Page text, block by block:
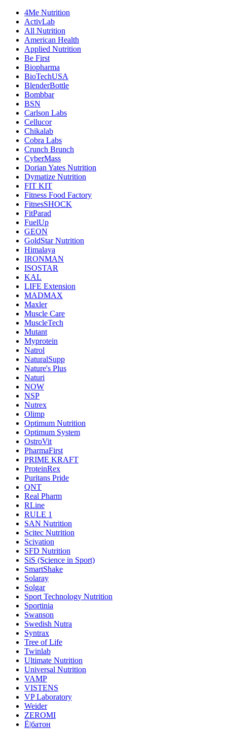
4Me Nutrition
ActivLab
All Nutrition
American Health
Applied Nutrition
Be First
Biopharma
BioTechUSA
BlenderBottle
Bombbar
BSN
Carlson Labs
Cellucor
Chikalab
Cobra Labs
Crunch Brunch
CyberMass
Dorian Yates Nutrition
Dymatize Nutrition
FIT KIT
Fitness Food Factory
FitnesSHOCK
FitParad
FuelUp
GEON
GoldStar Nutrition
Himalaya
IRONMAN
ISOSTAR
KAL
LIFE Extension
MADMAX
Maxler
Muscle Care
MuscleTech
Mutant
Myprotein
Natrol
NaturalSupp
Nature's Plus
Naturi
NOW
NSP
Nutrex
Olimp
Optimum Nutrition
Optimum System
OstroVit
PharmaFirst
PRIME KRAFT
ProteinRex
Puritans Pride
QNT
Real Pharm
RLine
RULE 1
SAN Nutrition
Scitec Nutrition
Scivation
SFD Nutrition
SiS (Science in Sport)
SmartShake
Solaray
Solgar
Sport Technology Nutrition
Sportinia
Swanson
Swedish Nutra
Syntrax
Tree of Life
Twinlab
Ultimate Nutrition
Universal Nutrition
VAMP
VISTENS
VP Laboratory
Weider
ZEROMI
Ё|батон